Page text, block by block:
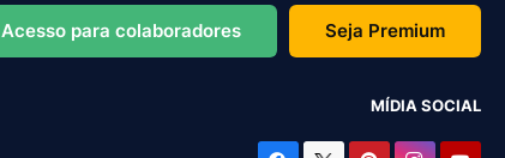
Acesso para colaboradores Seja Premium
MÍDIA SOCIAL